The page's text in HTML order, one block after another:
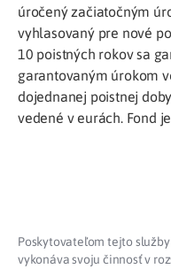
úročený začiatočným
vyhlasovaný pre nové
10 poistných rokov sa
garantovaným úrokom
dojednanej poistnej
vedené v eurách. Fond
Poskytovateľom tejto
vykonáva svoju činnosť v